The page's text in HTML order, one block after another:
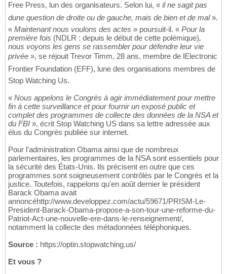
Free Press, lun des organisateurs. Selon lui, « il ne sagit pas
dune question de droite ou de gauche, mais de bien et de mal».
« Maintenant nous voulons des actes » poursuit-il. « Pour la
première fois (NDLR : depuis le début de cette polémique),
nous voyons les gens se rassembler pour défendre leur vie
privée », se réjouit Trevor Timm, 28 ans, membre de lElectronic
Frontier Foundation (EFF), lune des organisations membres de
Stop Watching Us.
« Nous appelons le Congrès à agir immédiatement pour mettre
fin à cette surveillance et pour fournir un exposé public et
complet des programmes de collecte des données de la NSA et
du FBI », écrit Stop Watching US dans sa lettre adressée aux
élus du Congrès publiée sur internet.
Pour l'administration Obama ainsi que de nombreux
parlementaires, les programmes de la NSA sont essentiels pour
la sécurité des États-Unis. Ils précisent en outre que ces
programmes sont soigneusement contrôlés par le Congrès et la
justice. Toutefois, rappelons qu'en août dernier le président
Barack Obama avait
annoncéhttp://www.developpez.com/actu/59671/PRISM-Le-
President-Barack-Obama-propose-a-son-tour-une-reforme-du-
Patriot-Act-une-nouvelle-ere-dans-le-renseignement/,
notamment la collecte des métadonnées téléphoniques.
Source : https://optin.stopwatching.us/
Et vous ?